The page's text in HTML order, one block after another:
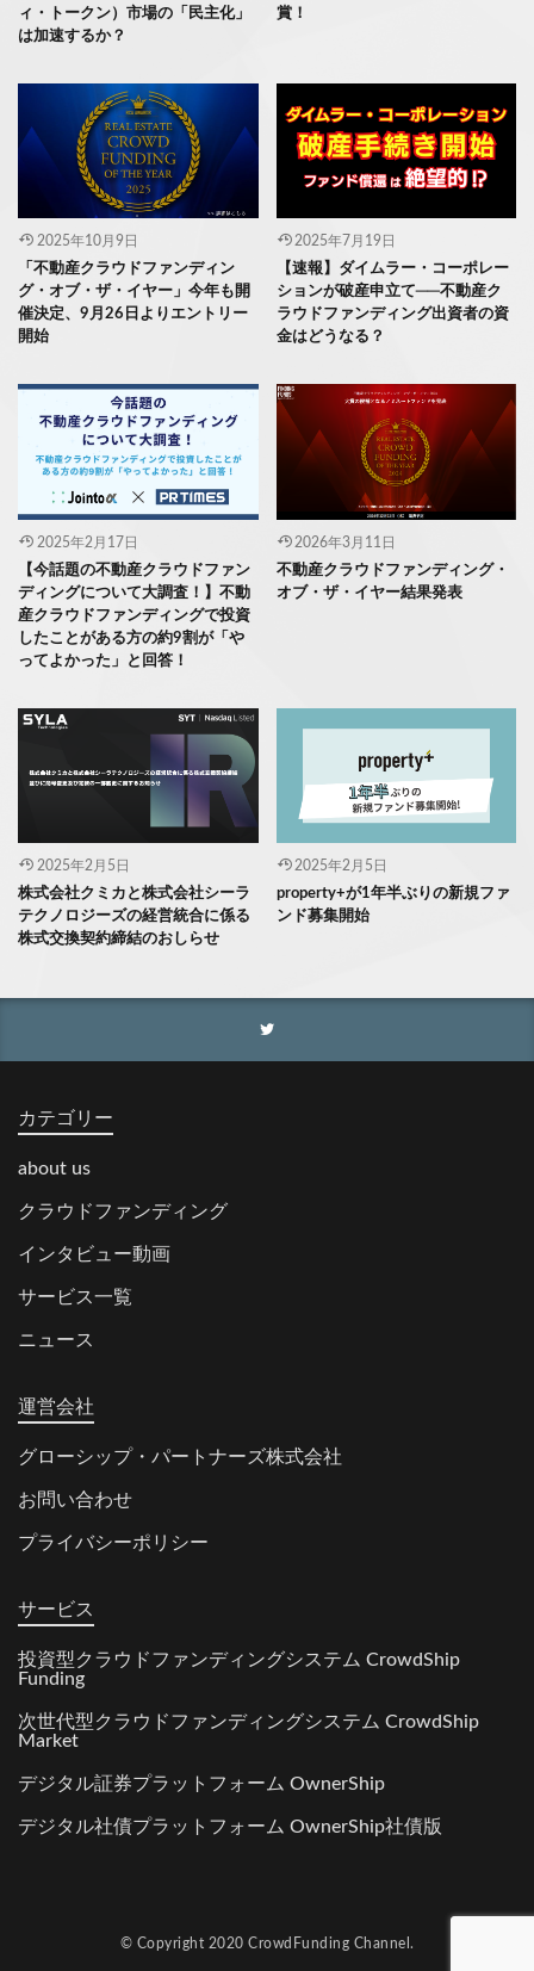
ィ・トークン）市場の「民主化」
は加速するか？
賞！
2025年10月9日
「不動産クラウドファンディン
グ・オブ・ザ・イヤー」今年も開
催決定、9月26日よりエントリー
開始
2025年7月19日
【速報】ダイムラー・コーポレー
ションが破産申立て──不動産ク
ラウドファンディング出資者の資
金はどうなる？
2025年2月17日
【今話題の不動産クラウドファン
ディングについて大調査！】不動
産クラウドファンディングで投資
したことがある方の約9割が「や
ってよかった」と回答！
2026年3月11日
不動産クラウドファンディング・
オブ・ザ・イヤー結果発表
2025年2月5日
株式会社クミカと株式会社シーラ
テクノロジーズの経営統合に係る
株式交換契約締結のおしらせ
2025年2月5日
property+が1年半ぶりの新規ファ
ンド募集開始
カテゴリー
about us
クラウドファンディング
インタビュー動画
サービス一覧
ニュース
運営会社
グローシップ・パートナーズ株式会社
お問い合わせ
プライバシーポリシー
サービス
投資型クラウドファンディングシステム CrowdShip
Funding
次世代型クラウドファンディングシステム CrowdShip
Market
デジタル証券プラットフォーム OwnerShip
デジタル社債プラットフォーム OwnerShip社債版
© Copyright 2020 CrowdFunding Channel.